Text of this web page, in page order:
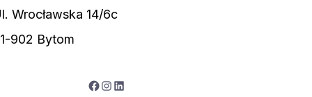
Wrocławska 14/6c
902 Bytom